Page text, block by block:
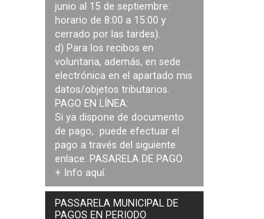
junio al 15 de septiembre:
horario de 8:00 a 15:00 y
cerrado por las tardes).
d) Para los recibos en
voluntaria, además, en sede
electrónica en el apartado mis
datos/objetos tributarios.
PAGO EN LÍNEA:
Si ya dispone de documento
de pago, puede efectuar el
pago a través del siguiente
enlace: PASARELA DE PAGO
+ Info aquí.
PASSARELA MUNICIPAL DE
PAGOS EN PERIODO